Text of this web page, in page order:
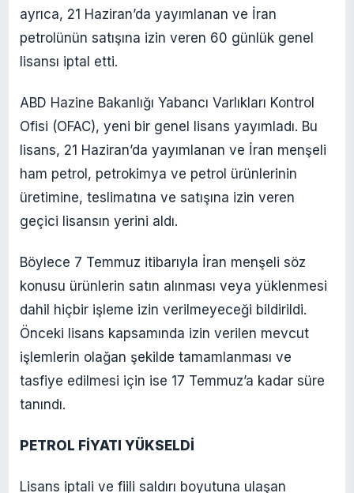
ayrıca, 21 Haziran’da yayımlanan ve İran
petrolünün satışına izin veren 60 günlük genel
lisansı iptal etti.
ABD Hazine Bakanlığı Yabancı Varlıkları Kontrol
Ofisi (OFAC), yeni bir genel lisans yayımladı. Bu
lisans, 21 Haziran’da yayımlanan ve İran menşeli
ham petrol, petrokimya ve petrol ürünlerinin
üretimine, teslimatına ve satışına izin veren
geçici lisansın yerini aldı.
Böylece 7 Temmuz itibarıyla İran menşeli söz
konusu ürünlerin satın alınması veya yüklenmesi
dahil hiçbir işleme izin verilmeyeceği bildirildi.
Önceki lisans kapsamında izin verilen mevcut
işlemlerin olağan şekilde tamamlanması ve
tasfiye edilmesi için ise 17 Temmuz’a kadar süre
tanındı.
PETROL FİYATI YÜKSELDİ
Lisans iptali ve fiili saldırı boyutuna ulaşan